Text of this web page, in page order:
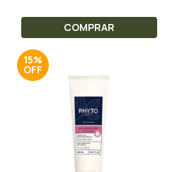
COMPRAR
15%